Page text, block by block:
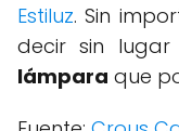
Estiluz. Sin
decir sin
lámpara que